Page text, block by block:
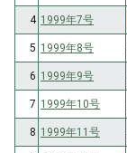
4 1999年7号
5 1999年8号
6 1999年9号
7 1999年10号
8 1999年11号